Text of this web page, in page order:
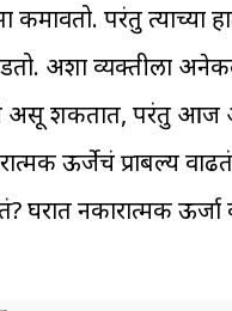
परंतु त्याच्या
अशा व्यक्तीला
असू शकतात, परंतु आज
ऊर्जेचं प्राबल्य
नकारात्मक ऊर्जा